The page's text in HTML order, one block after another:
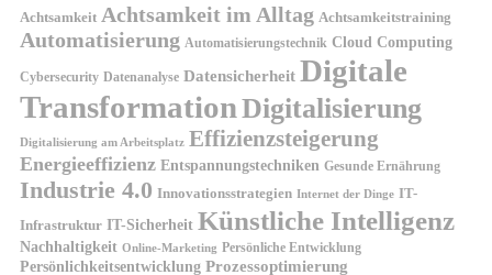
Achtsamkeit Achtsamkeit im Alltag Achtsamkeitstraining
Automatisierung Automatisierungstechnik Cloud Computing
Cybersecurity Datenanalyse Datensicherheit Digitale
TransformationDigitalisierung
Digitalisierung am Arbeitsplatz Effizienzsteigerung
Energieeffizienz Entspannungstechniken Gesunde Ernährung
Industrie 4.0 Innovationsstrategien Internet der Dinge IT-
Infrastruktur IT-Sicherheit Künstliche Intelligenz
Nachhaltigkeit Online-Marketing Persönliche Entwicklung
Persönlichkeitsentwicklung Prozessoptimierung